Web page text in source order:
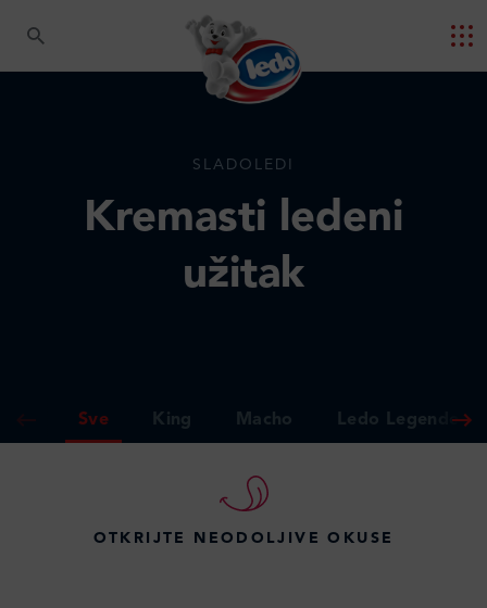
SLADOLEDI
Kremasti ledeni
užitak
Sve King Macho Ledo Legende
OTKRIJTE NEODOLJIVE OKUSE